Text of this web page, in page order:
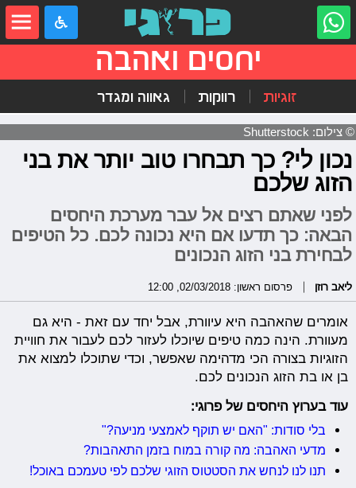
יחסים ואהבה
זוגיות רווקות גאווה ומגדר
© צילום: Shutterstock
נכון לי? כך תבחרו טוב יותר את בני
הזוג שלכם
לפני שאתם רצים אל עבר מערכת היחסים
הבאה: כך תדעו אם היא נכונה לכם. כל הטיפים
לבחירת בני הזוג הנכונים
ליאב רוזן פרסום ראשון: 02/03/2018, 12:00
אומרים שהאהבה היא עיוורת, אבל יחד עם זאת - היא גם
מעוורת. הינה כמה טיפים שיוכלו לעזור לכם לעבור את חוויית
הזוגיות בצורה הכי מדהימה שאפשר, וכדי שתוכלו למצוא את
בן או בת הזוג הנכונים לכם.
עוד בערוץ היחסים של פרוגי:
בלי סודות: "האם יש תוקף לאמצעי מניעה?"
מדעי האהבה: מה קורה במוח בזמן התאהבות?
תנו לנו לנחש את הסטטוס הזוגי שלכם לפי טעמכם באוכל!